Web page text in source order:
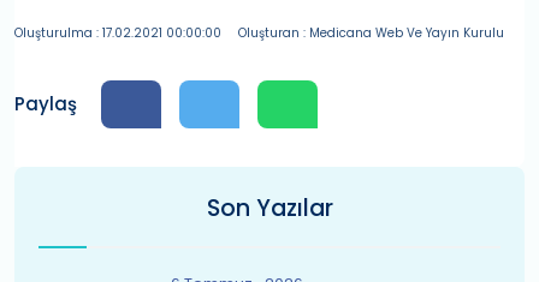
Oluşturulma : 17.02.2021 00:00:00 Oluşturan : Medicana Web Ve Yayın Kurulu
Paylaş
Son Yazılar